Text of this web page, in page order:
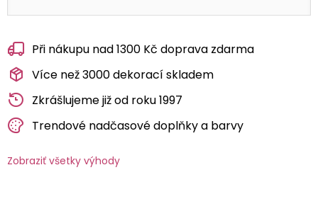
Při nákupu nad 1300 Kč doprava zdarma
Více než 3000 dekorací skladem
Zkrášlujeme již od roku 1997
Trendové nadčasové doplňky a barvy
Zobraziť všetky výhody